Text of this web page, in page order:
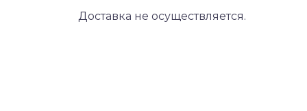
Доставка не осуществляется.